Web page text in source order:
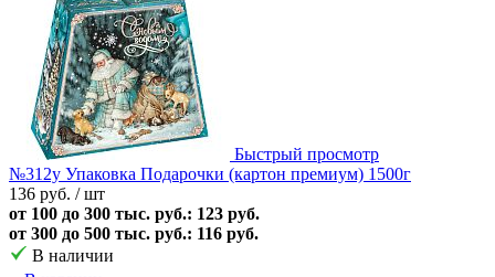
Быстрый просмотр
№312у Упаковка Подарочки (картон премиум) 1500г
136 руб. / шт
от 100 до 300 тыс. руб.: 123 руб.
от 300 до 500 тыс. руб.: 116 руб.
В наличии